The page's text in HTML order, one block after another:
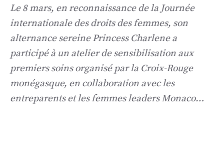
Le 8 mars, en reconnaissance de la Journée
internationale des droits des femmes, son
alternance sereine Princess Charlene a
participé à un atelier de sensibilisation aux
premiers soins organisé par la Croix-Rouge
monégasque, en collaboration avec les
entreparents et les femmes leaders Monaco…